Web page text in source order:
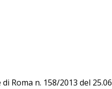
Roma n. 158/​2013 del